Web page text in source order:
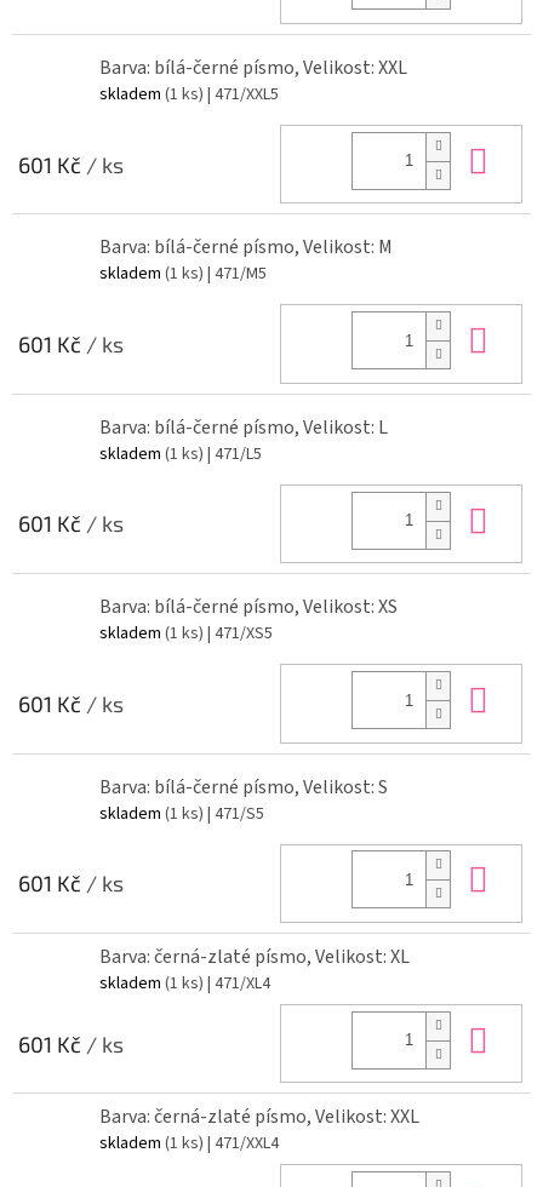
Barva: bílá-černé písmo, Velikost: XXL
skladem (1 ks) | 471/XXL5
601 Kč / ks
Barva: bílá-černé písmo, Velikost: M
skladem (1 ks) | 471/M5
601 Kč / ks
Barva: bílá-černé písmo, Velikost: L
skladem (1 ks) | 471/L5
601 Kč / ks
Barva: bílá-černé písmo, Velikost: XS
skladem (1 ks) | 471/XS5
601 Kč / ks
Barva: bílá-černé písmo, Velikost: S
skladem (1 ks) | 471/S5
601 Kč / ks
Barva: černá-zlaté písmo, Velikost: XL
skladem (1 ks) | 471/XL4
601 Kč / ks
Barva: černá-zlaté písmo, Velikost: XXL
skladem (1 ks) | 471/XXL4